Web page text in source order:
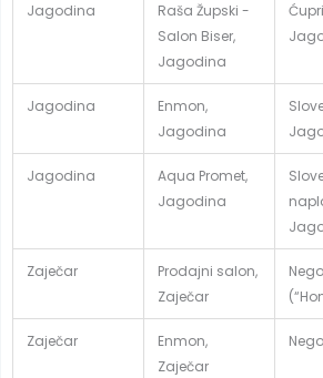
Jagodina
Raša Župski -
Salon Biser,
Jagodina
Jagodina
Enmon,
Jagodina
Jagodina
Aqua Promet,
Jagodina
Zaječar
Prodajni salon,
Zaječar
Zaječar
Enmon,
Zaječar